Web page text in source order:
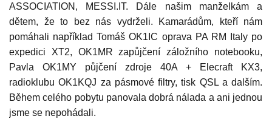
ASSOCIATION, MESSI.IT. Dále našim manželkám a
dětem, že to bez nás vydrželi. Kamarádům, kteří nám
pomáhali například Tomáš OK1IC oprava PA RM Italy po
expedici XT2, OK1MR zapůjčení záložního notebooku,
Pavla OK1MY půjčení zdroje 40A + Elecraft KX3,
radioklubu OK1KQJ za pásmové filtry, tisk QSL a dalším.
Během celého pobytu panovala dobrá nálada a ani jednou
jsme se nepohádali.